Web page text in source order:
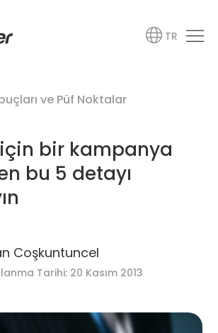
TR
ve Püf Noktalar
bir kampanya
bu 5 detayı
Coşkuntuncel
Tarihi: 20 Kasım 2013